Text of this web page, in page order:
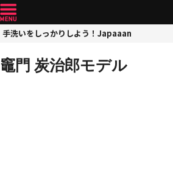
手洗いをしっかりしよう！Japaaan
竈門 炭治郎モデル